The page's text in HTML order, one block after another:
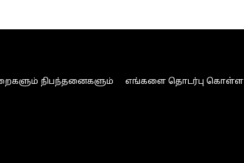
நிபந்தனைகளும் எங்களை தொடர்பு கொள்ள